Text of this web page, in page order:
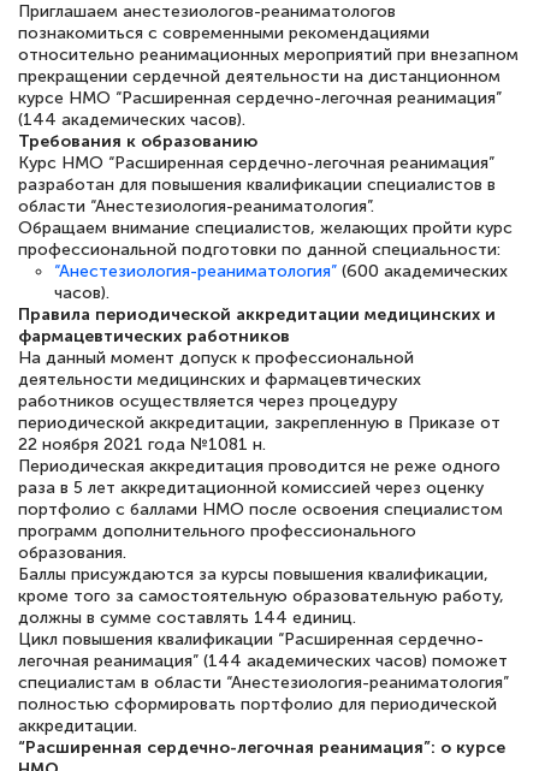
сдачи итоговой аттестации. Спасибо
Елена Кравченко
Знаток города 5 уровня
18 марта 2026
Выражаю благодарность за курс
повышения квалификации "Эксперт ЕГЭ по
русскому языку и литературе". Много
полезных материалов помогли
подготовиться к тестированию. Это
книги, методические рекомендации,
статьи. Времени на подготовку
достаточно. Курс помогает пройти
аттестацию в школе. Спасибо!
Евгения Коротких
Знаток города 2 уровня
Спасибо большое Академии! Грамотное,
Приглашаем анестезиологов-реаниматологов
познакомиться с современными рекомендациями
относительно реанимационных мероприятий при внезапном
прекращении сердечной деятельности на дистанционном
курсе НМО “Расширенная сердечно-легочная реанимация”
(144 академических часов).
Требования к образованию
Курс НМО “Расширенная сердечно-легочная реанимация”
разработан для повышения квалификации специалистов в
области “Анестезиология-реаниматология”.
Обращаем внимание специалистов, желающих пройти курс
профессиональной подготовки по данной специальности:
“Анестезиология-реаниматология” (600 академических
часов).
Правила периодической аккредитации медицинских и
фармацевтических работников
На данный момент допуск к профессиональной
деятельности медицинских и фармацевтических
работников осуществляется через процедуру
периодической аккредитации, закрепленную в Приказе от
22 ноября 2021 года №1081 н.
Периодическая аккредитация проводится не реже одного
раза в 5 лет аккредитационной комиссией через оценку
портфолио с баллами НМО после освоения специалистом
программ дополнительного профессионального
образования.
Баллы присуждаются за курсы повышения квалификации,
кроме того за самостоятельную образовательную работу,
должны в сумме составлять 144 единиц.
Цикл повышения квалификации “Расширенная сердечно-
легочная реанимация” (144 академических часов) поможет
специалистам в области “Анестезиология-реаниматология”
полностью сформировать портфолио для периодической
аккредитации.
“Расширенная сердечно-легочная реанимация”: о курсе